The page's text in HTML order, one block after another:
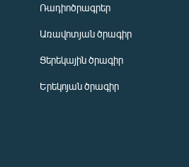
Ռադիոծրագրեր
Առավոտյան ծրագիր
Ցերեկային ծրագիր
Երեկոյան ծրագիր